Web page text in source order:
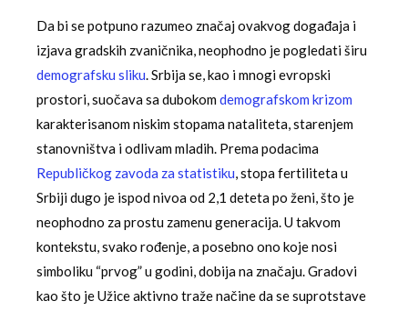
Da bi se potpuno razumeo značaj ovakvog događaja i
izjava gradskih zvaničnika, neophodno je pogledati širu
demografsku sliku. Srbija se, kao i mnogi evropski
prostori, suočava sa dubokomdemografskom krizom
karakterisanom niskim stopama nataliteta, starenjem
stanovništva i odlivam mladih. Prema podacima
Republičkog zavoda za statistiku, stopa fertiliteta u
Srbiji dugo je ispod nivoa od 2,1 deteta po ženi, što je
neophodno za prostu zamenu generacija. U takvom
kontekstu, svako rođenje, a posebno ono koje nosi
simboliku “prvog” u godini, dobija na značaju. Gradovi
kao što je Užice aktivno traže načine da se suprotstave